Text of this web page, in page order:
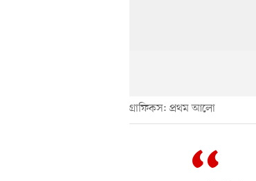
গ্রাফিকস: প্রথম আলো